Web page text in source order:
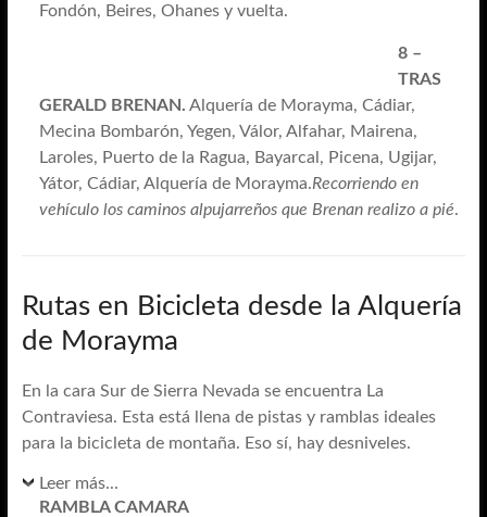
Fondón, Beires, Ohanes y vuelta.
8 –
TRAS
GERALD BRENAN. Alquería de Morayma, Cádiar,
Mecina Bombarón, Yegen, Válor, Alfahar, Mairena,
Laroles, Puerto de la Ragua, Bayarcal, Picena, Ugijar,
Yátor, Cádiar, Alquería de Morayma.Recorriendo en
vehículo los caminos alpujarreños que Brenan realizo a pié.
Rutas en Bicicleta desde la Alquería
de Morayma
En la cara Sur de Sierra Nevada se encuentra La
Contraviesa. Esta está llena de pistas y ramblas ideales
para la bicicleta de montaña. Eso sí, hay desniveles.
Leer más...
RAMBLA CAMARA